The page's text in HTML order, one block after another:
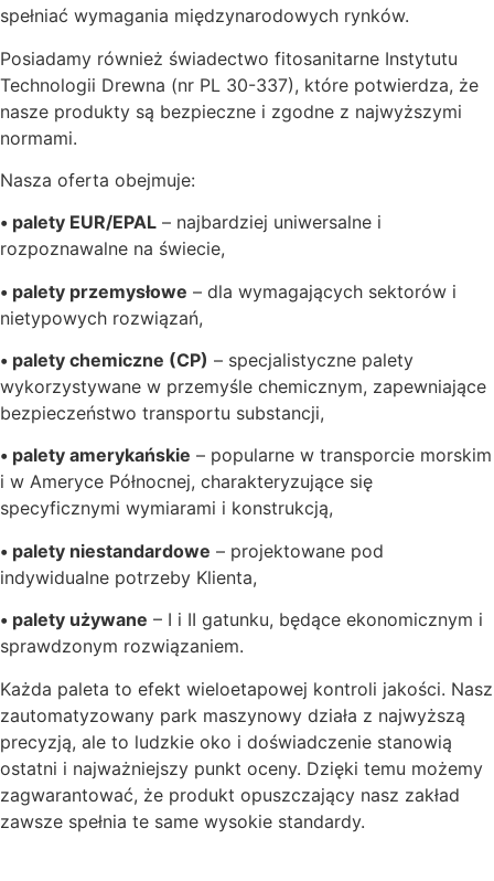
spełniać wymagania międzynarodowych rynków.
Posiadamy również świadectwo fitosanitarne Instytutu
Technologii Drewna (nr PL 30-337), które potwierdza, że
nasze produkty są bezpieczne i zgodne z najwyższymi
normami.
Nasza oferta obejmuje:
• palety EUR/EPAL – najbardziej uniwersalne i
rozpoznawalne na świecie,
• palety przemysłowe – dla wymagających sektorów i
nietypowych rozwiązań,
• palety chemiczne (CP) – specjalistyczne palety
wykorzystywane w przemyśle chemicznym, zapewniające
bezpieczeństwo transportu substancji,
• palety amerykańskie – popularne w transporcie morskim
i w Ameryce Północnej, charakteryzujące się
specyficznymi wymiarami i konstrukcją,
• palety niestandardowe – projektowane pod
indywidualne potrzeby Klienta,
• palety używane – I i II gatunku, będące ekonomicznym i
sprawdzonym rozwiązaniem.
Każda paleta to efekt wieloetapowej kontroli jakości. Nasz
zautomatyzowany park maszynowy działa z najwyższą
precyzją, ale to ludzkie oko i doświadczenie stanowią
ostatni i najważniejszy punkt oceny. Dzięki temu możemy
zagwarantować, że produkt opuszczający nasz zakład
zawsze spełnia te same wysokie standardy.